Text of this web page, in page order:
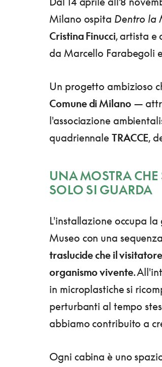
Milano ospita Dentro la
Cristina Finucci, artista e
da Marcello Farabegoli
Un progetto ambizioso
Comune di Milano—
l'associazione
quadriennale TRACCE,
UNA MOSTRA CHE
SOLO SI GUARDA
L'installazione occupa
Museo con una
traslucide che il
organismo vivente.
in microplastiche si
perturbanti al tempo
abbiamo contribuito a
Ogni cabina è uno